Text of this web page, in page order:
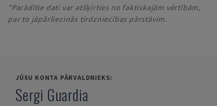
*Parādītie dati var atšķirties no faktiskajām vērtībām,
par to jāpārliecinās tirdzniecības pārstāvim.
JŪSU KONTA PĀRVALDNIEKS:
Sergi Guardia